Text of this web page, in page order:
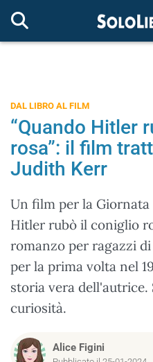
DAL LIBRO AL FILM
“Quando Hitler
rosa”: il film
Judith Kerr
Un film per la Giornata
Hitler rubò il coniglio
romanzo per ragazzi
per la prima volta nel
storia vera
curiosità.
Alice Figini